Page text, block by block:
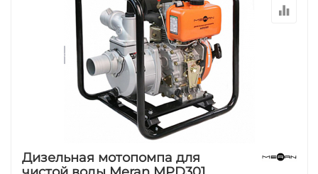
Дизельная мотопомпа для